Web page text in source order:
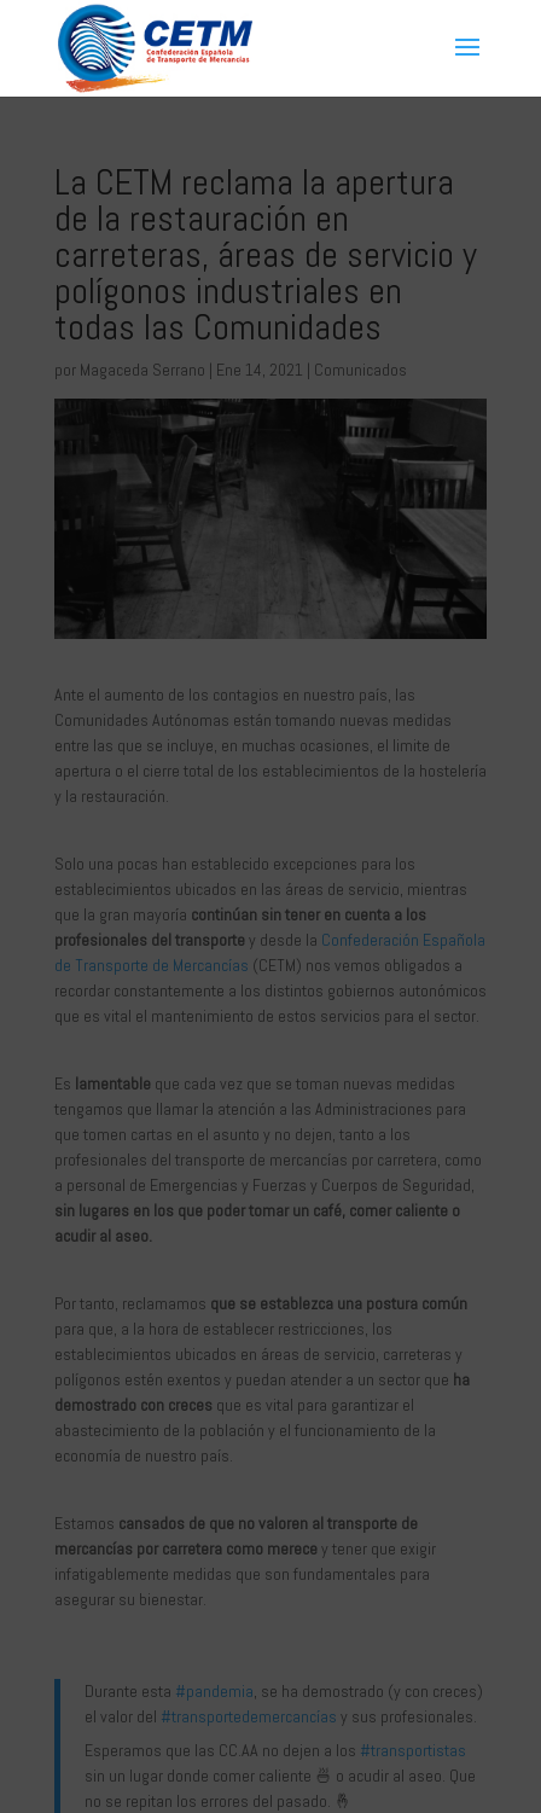
La CETM reclama la apertura
de la restauración en
carreteras, áreas de servicio y
polígonos industriales en
todas las Comunidades
por Magaceda Serrano | Ene 14, 2021 | Comunicados
Ante el aumento de los contagios en nuestro país, las
Comunidades Autónomas están tomando nuevas medidas
entre las que se incluye, en muchas ocasiones, el limite de
apertura o el cierre total de los establecimientos de la hostelería
y la restauración.
Solo una pocas han establecido excepciones para los
establecimientos ubicados en las áreas de servicio, mientras
que la gran mayoría continúan sin tener en cuenta a los
profesionales del transporte y desde la Confederación Española
de Transporte de Mercancías (CETM) nos vemos obligados a
recordar constantemente a los distintos gobiernos autonómicos
que es vital el mantenimiento de estos servicios para el sector.
Es lamentable que cada vez que se toman nuevas medidas
tengamos que llamar la atención a las Administraciones para
que tomen cartas en el asunto y no dejen, tanto a los
profesionales del transporte de mercancías por carretera, como
a personal de Emergencias y Fuerzas y Cuerpos de Seguridad,
sin lugares en los que poder tomar un café, comer caliente o
acudir al aseo.
Por tanto, reclamamos que se establezca una postura común
para que, a la hora de establecer restricciones, los
establecimientos ubicados en áreas de servicio, carreteras y
polígonos estén exentos y puedan atender a un sector que ha
demostrado con creces que es vital para garantizar el
abastecimiento de la población y el funcionamiento de la
economía de nuestro país.
Estamos cansados de que no valoren al transporte de
mercancías por carretera como merece y tener que exigir
infatigablemente medidas que son fundamentales para
asegurar su bienestar.
Durante esta #pandemia , se ha demostrado (y con creces)
el valor del #transportedemercancías y sus profesionales.
Esperamos que las CC.AA no dejen a los #transportistas
sin un lugar donde comer caliente 🍜 o acudir al aseo. Que
no se repitan los errores del pasado. 🤞